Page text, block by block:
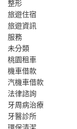
整形
旅遊住宿
旅遊資訊
服務
未分類
桃園租車
機車借款
汽機車借款
法律諮詢
牙周病治療
牙醫診所